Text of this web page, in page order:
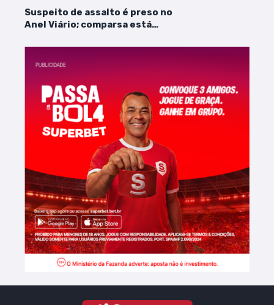
Suspeito de assalto é preso no
Anel Viário; comparsa está